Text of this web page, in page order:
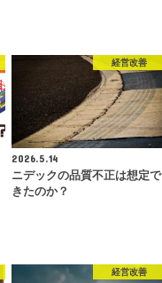
経営改善
2026.5.14
ニデックの品質不正は想定で
きたのか？
経営改善